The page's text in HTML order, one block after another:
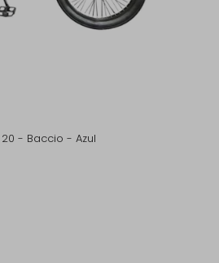
20 - Baccio - Azul